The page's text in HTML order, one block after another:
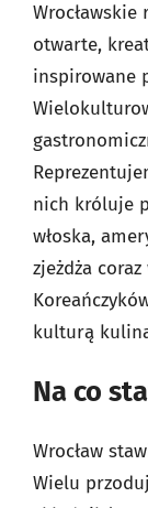
otwarte,
inspirowane
nich króluje
włoska,
zjeżdża
kulturą
Na co
Wrocław
Wielu